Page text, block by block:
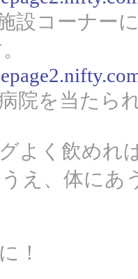
設コーナー
院を当たら
よく飲めれ
え、体にあ
！